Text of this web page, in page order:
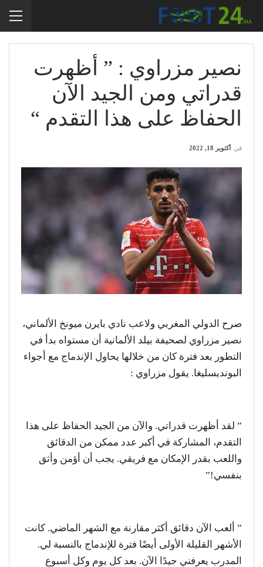
نصير مزراوي : ” أظهرت
قدراتي ومن الجيد الآن
الحفاظ على هذا التقدم “
في أكتوبر 18, 2022
صرح الدولي المغربي ولاعب نادي بايرن ميونخ الألماني،
نصير مزراوي لصحيفة بيلد الألمانية أن مستواه بدأ في
التطور بعد فترة كان من خلالها يحاول الإندماج مع أجواء
البونديسليغا. يقول مزراوي :
” لقد أظهرت قدراتي. والآن من الجيد الحفاظ على هذا
التقدم، المشاركة في أكبر عدد ممكن من الدقائق
واللعب بقدر الإمكان مع فريقي. يجب أن أؤمن وأثق
بنفسي!”
” ألعب الآن دقائق أكثر مقارنة مع الشهر الماضي. كانت
الأشهر القليلة الأولى أيضًا فترة للإندماج بالنسبة لي.
المدرب يعرفني جيدًا الآن. بعد كل يوم وكل أسبوع